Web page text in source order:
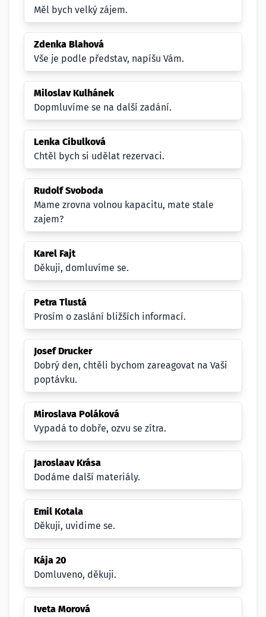
Měl bych velký zájem.
Zdenka Blahová
Vše je podle představ, napíšu Vám.
Miloslav Kulhánek
Dopmluvíme se na další zadání.
Lenka Cibulková
Chtěl bych si udělat rezervaci.
Rudolf Svoboda
Mame zrovna volnou kapacitu, mate stale
zajem?
Karel Fajt
Děkuji, domluvíme se.
Petra Tlustá
Prosím o zaslání bližších informací.
Josef Drucker
Dobrý den, chtěli bychom zareagovat na Vaši
poptávku.
Miroslava Poláková
Vypadá to dobře, ozvu se zítra.
Jaroslaav Krása
Dodáme další materiály.
Emil Kotala
Děkuji, uvidime se.
Kája 20
Domluveno, děkuji.
Iveta Morová